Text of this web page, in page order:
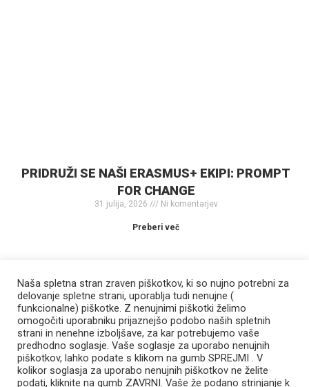
PRIDRUŽI SE NAŠI ERASMUS+ EKIPI: PROMPT
FOR CHANGE
31 julija, 2026 Ni komentarjev
Preberi več
Naša spletna stran zraven piškotkov, ki so nujno potrebni za
delovanje spletne strani, uporablja tudi nenujne (
funkcionalne) piškotke. Z nenujnimi piškotki želimo
omogočiti uporabniku prijaznejšo podobo naših spletnih
strani in nenehne izboljšave, za kar potrebujemo vaše
predhodno soglasje. Vaše soglasje za uporabo nenujnih
piškotkov, lahko podate s klikom na gumb SPREJMI . V
kolikor soglasja za uporabo nenujnih piškotkov ne želite
podati, kliknite na gumb ZAVRNI. Vaše že podano strinjanje k